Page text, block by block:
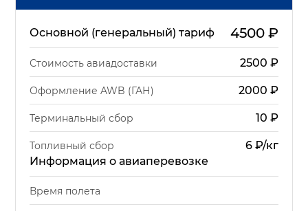
Основной (генеральный) тариф 4500₽
Стоимость авиадоставки 2500 ₽
Оформление AWB (ГАН) 2000 ₽
Терминальный сбор 10 ₽
Топливный сбор
6 ₽/кг
Информация о авиаперевозке
Время полета